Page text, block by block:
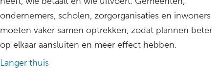
ondernemers, scholen, zorgorganisaties en inwoners
moeten vaker samen optrekken, zodat plannen beter
op elkaar aansluiten en meer effect hebben.
Langer thuis